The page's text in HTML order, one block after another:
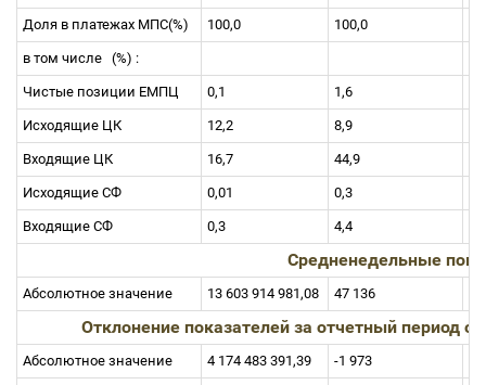
Доля в платежах МПС(%) 100,0 100,0
в том числе (%) :
Чистые позиции ЕМПЦ 0,1 1,6
Исходящие ЦК 12,2 8,9
Входящие ЦК 16,7 44,9
Исходящие СФ 0,01 0,3
Входящие СФ 0,3 4,4
Средненедельные
Абсолютное значение 13 603 914 981,08 47 136
Отклонение показателей за отчетный период
Абсолютное значение 4 174 483 391,39 -1 973